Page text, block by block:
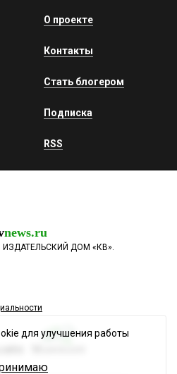
О проекте
Контакты
Стать блогером
Подписка
RSS
news.ru
ДОМ «КВ».
для улучшения работы